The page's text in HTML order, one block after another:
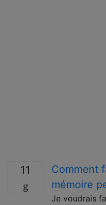
11
Comment
mémoire
Je voudrais